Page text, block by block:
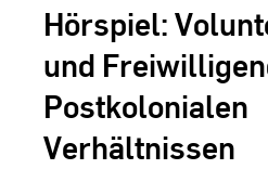
Hörspiel:
und
Postkolonialen
Verhältnissen